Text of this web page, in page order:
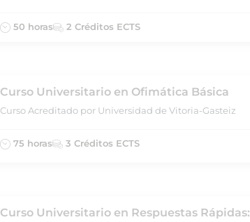
50 horas 2 Créditos ECTS
Curso Universitario en Ofimática Básica
Curso Acreditado por Universidad de Vitoria-Gasteiz
75 horas 3 Créditos ECTS
Curso Universitario en Respuestas Rápidas: